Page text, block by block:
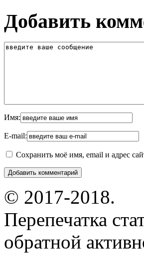
Добавить
Имя:
E-mail:
Сохранить моё имя, email и адрес
© 2017-2018.
Перепечатка
обратной